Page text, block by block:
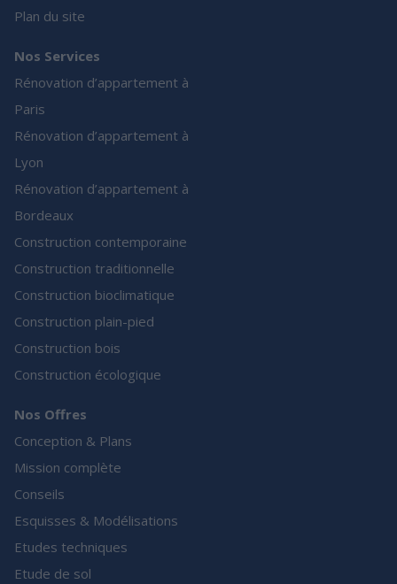
Plan du site
Nos Services
Rénovation d’appartement à
Paris
Rénovation d’appartement à
Lyon
Rénovation d’appartement à
Bordeaux
Construction contemporaine
Construction traditionnelle
Construction bioclimatique
Construction plain-pied
Construction bois
Construction écologique
Nos Offres
Conception & Plans
Mission complète
Conseils
Esquisses & Modélisations
Etudes techniques
Etude de sol